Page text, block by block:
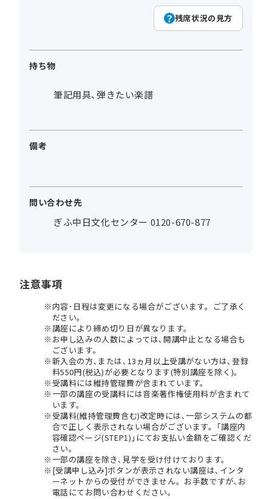
残席状況の見方
持ち物
筆記用具、弾きたい楽譜
備考
問い合わせ先
ぎふ中日文化センター 0120-670-877
注意事項
内容･日程は変更になる場合がございます。ご了承く
ださい。
講座により締め切り日が異なります。
お申し込みの人数によっては､開講中止となる場合も
ございます。
新入会の方､または､13ヵ月以上受講がない方は､登録
料550円(税込)が必要となります(特別講座を除く)。
受講料には維持管理費が含まれています。
一部の講座の受講料には音楽著作権使用料が含まれて
います。
受講料(維持管理費含む)改定時には､一部システムの都
合で正しく表示されない場合がございます。｢講座内
容確認ページ(STEP1)｣にてお支払い金額をご確認くだ
さい。
一部の講座を除き､見学を受け付けております。
[受講申し込み]ボタンが表示されない講座は､インタ
ーネットからの受付ができません。お手数ですが､お
電話にてお問い合わせください。